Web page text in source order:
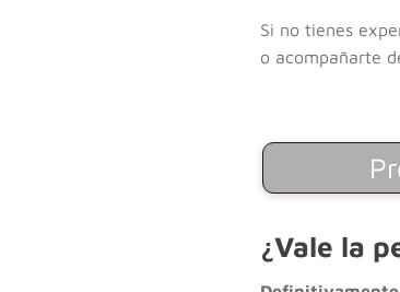
Si no tienes
o acompañarte
¿Vale la